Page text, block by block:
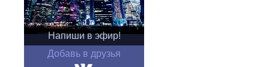
Напиши в эфир!
Добавь в друзья